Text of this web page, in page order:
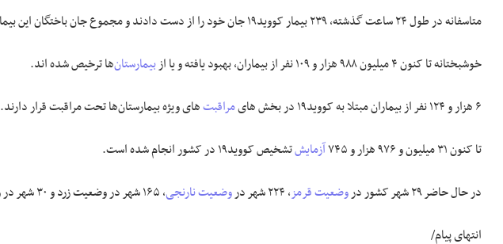
متاسفانه در طول ۲۴ ساعت گذشته، ۲۳۹ بیمار کووید۱۹ جان خود را از دست دادند و مجموع جان باختگان این بیماری به ۱۱۹ هزار و ۸۸۸ نفر رسید.
خوشبختانه تا کنون ۴ میلیون ۹۸۸ هزار و ۱۰۹ نفر از بیماران، بهبود یافته و یا از بیمارستان‌ها ترخیص شده اند.
۶ هزار و ۱۲۴ نفر از بیماران مبتلا به کووید۱۹ در بخش های مراقبتهای ویژه بیمارستان‌ها تحت مراقبت قرار دارند.
تا کنون ۳۱ میلیون و ۹۷۶ هزار و ۷۴۵ آزمایشتشخیص کووید۱۹ در کشور انجام شده است.
در حال حاضر ۲۹ شهر کشور در وضعیت قرمز، ۲۲۴ شهر در وضعیت نارنجی، ۱۶۵ شهر در وضعیت زرد و ۳۰ شهر در وضعیت آبی قرار دارند.
انتهای پیام/